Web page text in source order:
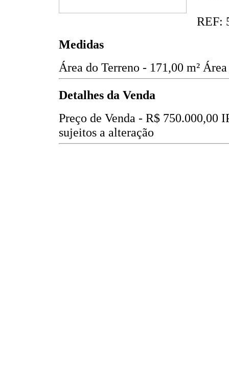
REF:
Medidas
Área do Terreno - 171,00 m²
Detalhes da Venda
Preço de Venda - R$ 750.000,00
sujeitos a alteração